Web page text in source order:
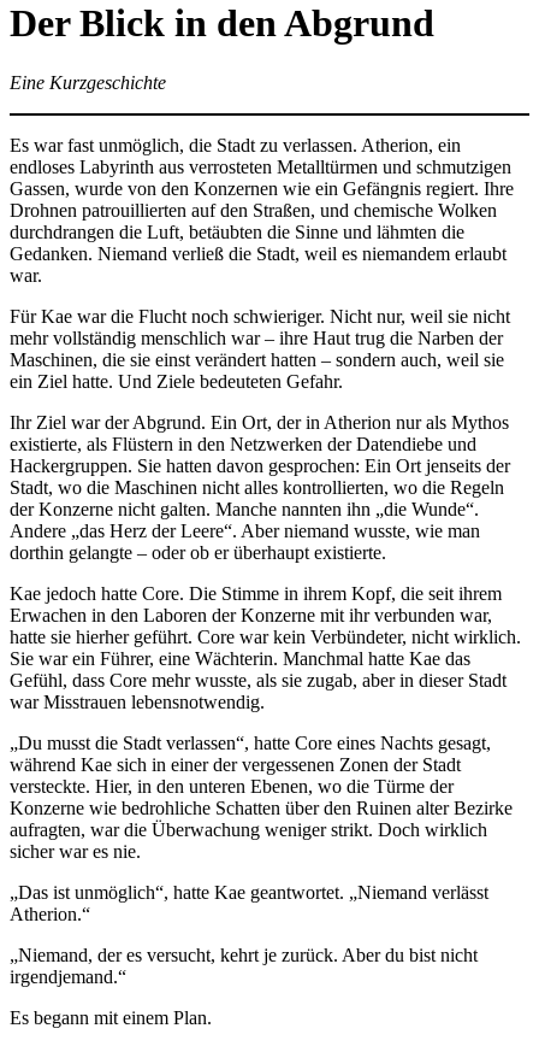
Der Blick in den Abgrund
Eine Kurzgeschichte
Es war fast unmöglich, die Stadt zu verlassen. Atherion, ein
endloses Labyrinth aus verrosteten Metalltürmen und schmutzigen
Gassen, wurde von den Konzernen wie ein Gefängnis regiert. Ihre
Drohnen patrouillierten auf den Straßen, und chemische Wolken
durchdrangen die Luft, betäubten die Sinne und lähmten die
Gedanken. Niemand verließ die Stadt, weil es niemandem erlaubt
war.
Für Kae war die Flucht noch schwieriger. Nicht nur, weil sie nicht
mehr vollständig menschlich war – ihre Haut trug die Narben der
Maschinen, die sie einst verändert hatten – sondern auch, weil sie
ein Ziel hatte. Und Ziele bedeuteten Gefahr.
Ihr Ziel war der Abgrund. Ein Ort, der in Atherion nur als Mythos
existierte, als Flüstern in den Netzwerken der Datendiebe und
Hackergruppen. Sie hatten davon gesprochen: Ein Ort jenseits der
Stadt, wo die Maschinen nicht alles kontrollierten, wo die Regeln
der Konzerne nicht galten. Manche nannten ihn „die Wunde“.
Andere „das Herz der Leere“. Aber niemand wusste, wie man
dorthin gelangte – oder ob er überhaupt existierte.
Kae jedoch hatte Core. Die Stimme in ihrem Kopf, die seit ihrem
Erwachen in den Laboren der Konzerne mit ihr verbunden war,
hatte sie hierher geführt. Core war kein Verbündeter, nicht wirklich.
Sie war ein Führer, eine Wächterin. Manchmal hatte Kae das
Gefühl, dass Core mehr wusste, als sie zugab, aber in dieser Stadt
war Misstrauen lebensnotwendig.
„Du musst die Stadt verlassen“, hatte Core eines Nachts gesagt,
während Kae sich in einer der vergessenen Zonen der Stadt
versteckte. Hier, in den unteren Ebenen, wo die Türme der
Konzerne wie bedrohliche Schatten über den Ruinen alter Bezirke
aufragten, war die Überwachung weniger strikt. Doch wirklich
sicher war es nie.
„Das ist unmöglich“, hatte Kae geantwortet. „Niemand verlässt
Atherion.“
„Niemand, der es versucht, kehrt je zurück. Aber du bist nicht
irgendjemand.“
Es begann mit einem Plan.